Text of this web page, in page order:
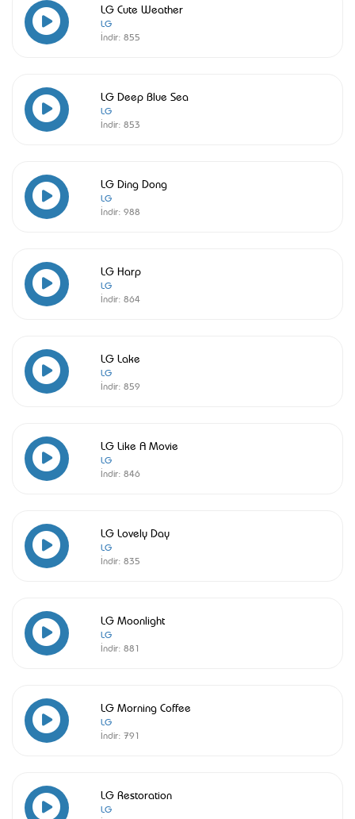
LG Cute Weather
LG
İndir: 855
LG Deep Blue Sea
LG
İndir: 853
LG Ding Dong
LG
İndir: 988
LG Harp
LG
İndir: 864
LG Lake
LG
İndir: 859
LG Like A Movie
LG
İndir: 846
LG Lovely Day
LG
İndir: 835
LG Moonlight
LG
İndir: 881
LG Morning Coffee
LG
İndir: 791
LG Restoration
LG